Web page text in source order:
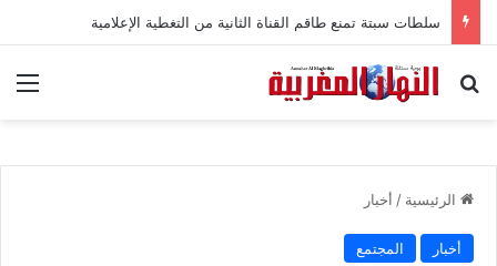
سلطات سبتة تمنع طاقم القناة الثانية من التغطية الإعلامية
بحث عن
الرئيسية / أخبار
أخبار المجتمع